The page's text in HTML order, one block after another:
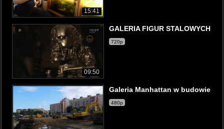
15:41
09:50
GALERIA FIGUR STALOWYCH
720p
Galeria Manhattan w budowie
480p